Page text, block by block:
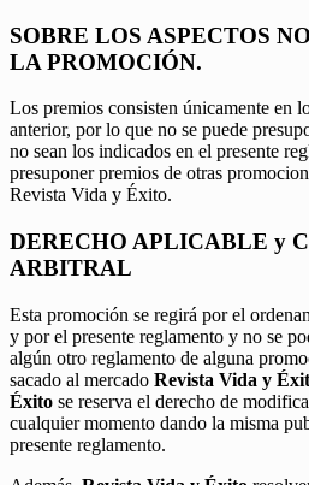
SOBRE LOS ASPECTOS
LA PROMOCIÓN.
Los premios consisten únicamente en
anterior, por lo que no se puede
no sean los indicados en el presente
presuponer premios de otras
Revista Vida y Éxito.
DERECHO APLICABLE y
ARBITRAL
Esta promoción se regirá por el
y por el presente reglamento y no se
algún otro reglamento de alguna
sacado al mercado Revista Vida y
Éxito se reserva el derecho de
cualquier momento dando la misma
presente reglamento.